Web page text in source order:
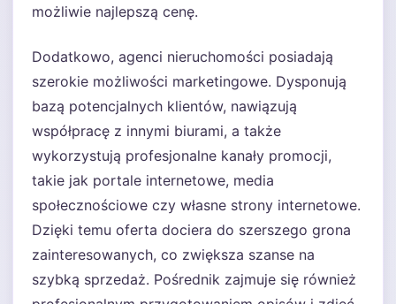
możliwie najlepszą cenę.
Dodatkowo, agenci nieruchomości posiadają
szerokie możliwości marketingowe. Dysponują
bazą potencjalnych klientów, nawiązują
współpracę z innymi biurami, a także
wykorzystują profesjonalne kanały promocji,
takie jak portale internetowe, media
społecznościowe czy własne strony internetowe.
Dzięki temu oferta dociera do szerszego grona
zainteresowanych, co zwiększa szanse na
szybką sprzedaż. Pośrednik zajmuje się również